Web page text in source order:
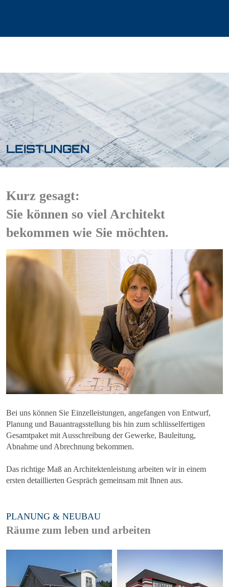
LEISTUNGEN
Kurz gesagt:
Sie können so viel Architekt
bekommen wie Sie möchten.
Bei uns können Sie Einzelleistungen, angefangen von Entwurf,
Planung und Bauantragsstellung bis hin zum schlüsselfertigen
Gesamtpaket mit Ausschreibung der Gewerke, Bauleitung,
Abnahme und Abrechnung bekommen.
Das richtige Maß an Architektenleistung arbeiten wir in einem
ersten detaillierten Gespräch gemeinsam mit Ihnen aus.
PLANUNG & NEUBAU
Räume zum leben und arbeiten
Projekte
Kontakt